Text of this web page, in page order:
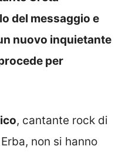
del messaggio e
nuovo inquietante
per
, cantante rock di
non si hanno